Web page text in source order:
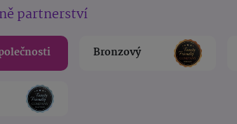
partnerství
Bronzový